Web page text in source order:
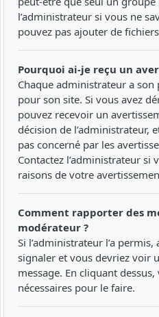
l’administrateur si vous ne
pouvez pas ajouter de
Pourquoi ai-je reçu un
Chaque administrateur a
pour son site. Si vous avez
pouvez recevoir un
décision de l’administrateur,
pas concerné par les
Contactez l’administrateur si
raisons de votre
Comment rapporter des
modérateur ?
Si l’administrateur l’a
signaler et vous devriez voir
message. En cliquant
nécessaires pour le faire.